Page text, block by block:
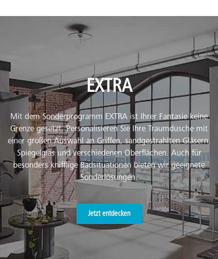
EXTRA
Mit dem Sonderprogramm EXTRA ist Ihrer Fantasie keine
Grenze gesetzt. Personalisieren Sie Ihre Traumdusche mit
einer großen Auswahl an Griffen, sandgestrahlten Gläsern,
Spiegelglas und verschiedenen Oberflächen. Auch für
besonders knifflige Badsituationen bieten wir geeignete
Sonderlösungen.
Jetzt entdecken